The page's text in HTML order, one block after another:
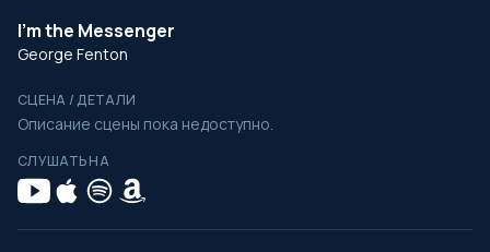
I'm the Messenger
George Fenton
СЦЕНА / ДЕТАЛИ
Описание сцены пока недоступно.
СЛУШАТЬ НА